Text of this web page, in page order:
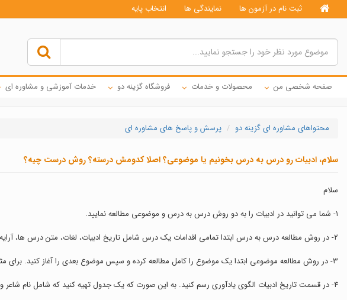
ثبت نام در آزمون ها نمایندگی ها انتخاب پایه
صفحه شخصی من محصولات و خدمات فروشگاه گزینه دو خدمات آموزشی و مشاوره ای
محتواهای مشاوره ای گزینه دو پرسش و پاسخ های مشاوره ای
سلام، ادبیات رو درس به درس بخونیم یا موضوعی؟ اصلا کدومش درسته؟ روش درست چیه؟
سلام
١- شما می توانید در ادبیات را به دو روش درس به درس و موضوعی مطالعه نمایید.
٢- در روش مطالعه درس به درس ابتدا تمامی اقدامات یک درس شامل تاریخ ادبیات، لغات، متن درس ها، آرایه ها، قرابت و.... را به اتمام رسانده و سپس درس بعدی را آغاز نمایید.
٣- در روش مطالعه موضوعی ابتدا یک موضوع را کامل مطالعه کرده و سپس موضوع بعدی را آغاز کنید. برای مثال ابتدا تمامی تاریخ ادبیات های دروس مشخص شده را مطالعه کرده و سپس لغات دروس را بخوانید.
٤- در قسمت تاریخ ادبیات الگوی یادآوری رسم کنید. به این صورت که یک جدول تهیه کنید که شامل نام شاعر و نویسنده، قرن، آثار و.... باشد و نکات مربوط به هر شاعر یا نویسنده ای را وارد آن نمایید.